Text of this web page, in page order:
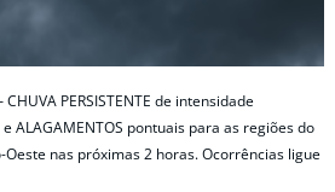
PERSISTENTE de intensidade
ALAGAMENTOS pontuais para as regiões do
nas próximas 2 horas. Ocorrências ligue